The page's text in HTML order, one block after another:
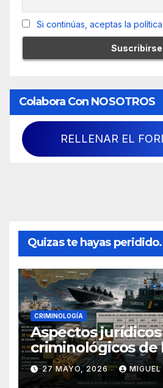
Si continúas, aceptas la
Colabora Con NOSOTROS
RELLENAR EL
Quizas te hayas
CRIMINOLOGÍA
Aspectos jurídicos
criminológicos de
lucha contra el
en el sur de
27 MAYO, 2026